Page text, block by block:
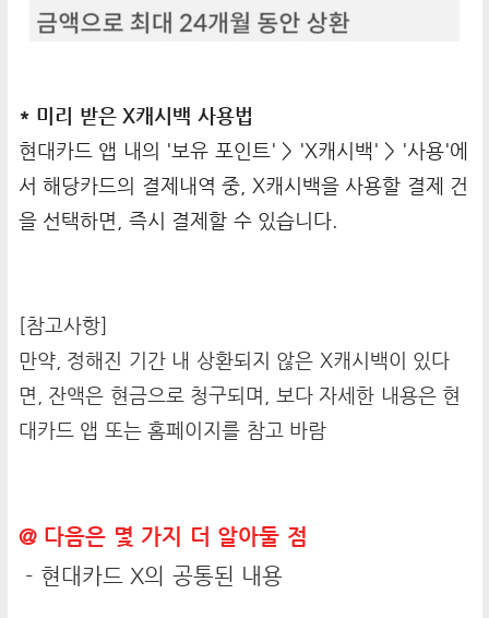
* 미리 받은 X캐시백 사용법
현대카드 앱 내의 '보유 포인트' > 'X캐시백' > '사용'에
서 해당카드의 결제내역 중, X캐시백을 사용할 결제 건
을 선택하면, 즉시 결제할 수 있습니다.
[참고사항]
만약, 정해진 기간 내 상환되지 않은 X캐시백이 있다
면, 잔액은 현금으로 청구되며, 보다 자세한 내용은 현
대카드 앱 또는 홈페이지를 참고 바람
@ 다음은 몇 가지 더 알아둘 점
- 현대카드 X의 공통된 내용